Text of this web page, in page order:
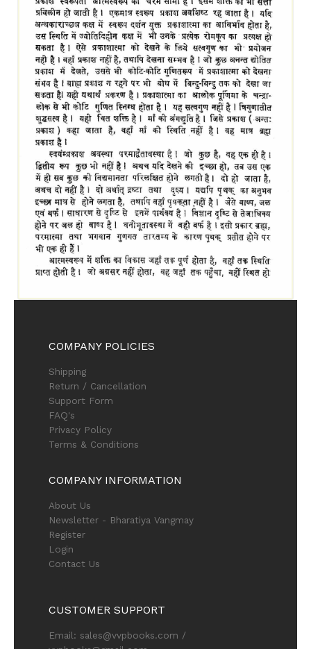
COMPANY POLICIES
Shipping
Return / Cancellation
Support Form
FAQ's
Privacy Policy
Terms & Conditions
COMPANY INFORMATION
About Us
Newsletter - Bharatiya Vangmay
Register
Login
Contact Us
CUSTOMER SUPPORT
Email: sales@vvpbooks.com /